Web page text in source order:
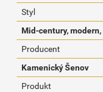
Styl
Mid-century,
Producent
Kamenický Šenov
Produkt